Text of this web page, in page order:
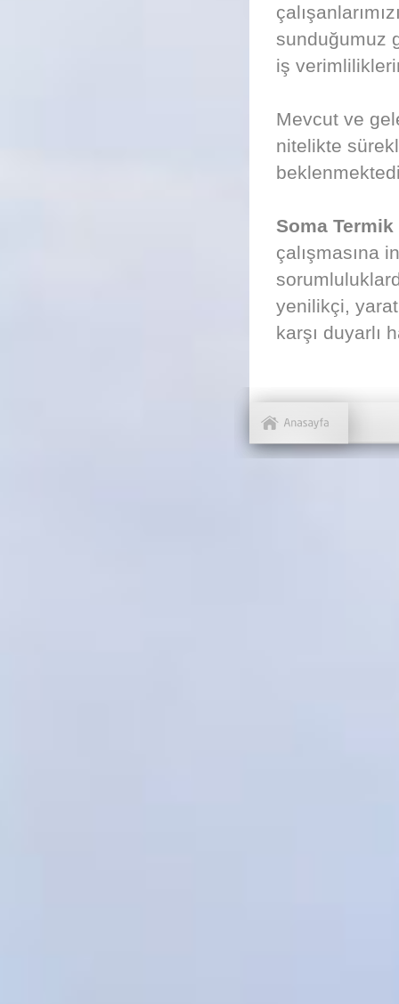
sunduğumuz
iş
Mevcut ve
nitelikte
Soma
çalışmasına
yenilikçi,
karşı duyarlı